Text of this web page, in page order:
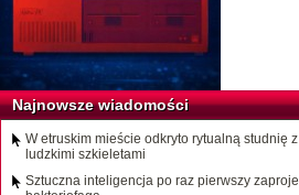
Najnowsze wiadomości
W etruskim mieście odkryto rytualną studnię
ludzkimi szkieletami
Sztuczna inteligencja po raz pierwszy